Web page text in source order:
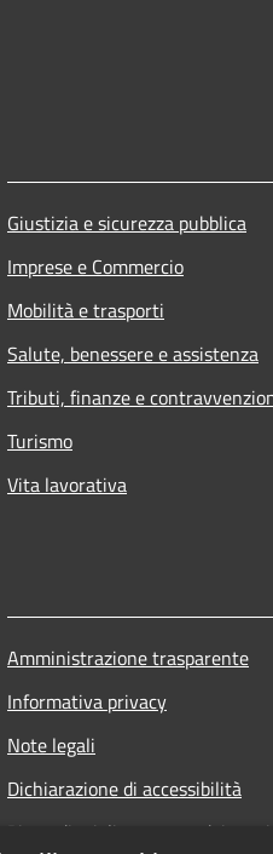
Giustizia e sicurezza pubblica
Imprese e Commercio
Mobilità e trasporti
Salute, benessere e assistenza
Tributi, finanze e
Turismo
Vita lavorativa
Amministrazione trasparente
Informativa privacy
Note legali
Dichiarazione di accessibilità
Piano di miglioramento dei